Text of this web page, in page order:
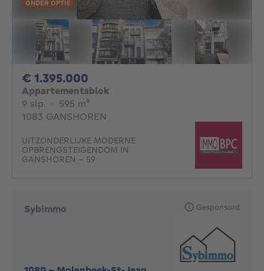
ONDER OPTIE
€ 1.395.000
Appartementsblok
9 slp. 9 slaapkamers
· 595 m²
1083 GANSHOREN
UITZONDERLIJKE MODERNE
OPBRENGSTEIGENDOM IN
GANSHOREN – 59
Sybimmo Gesponsord